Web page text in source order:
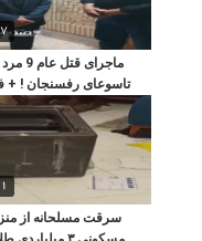
ماجرای قتل
تاسوعای رفسنجان ! +
جزییات بازداشت
سرقت مسلحانه از